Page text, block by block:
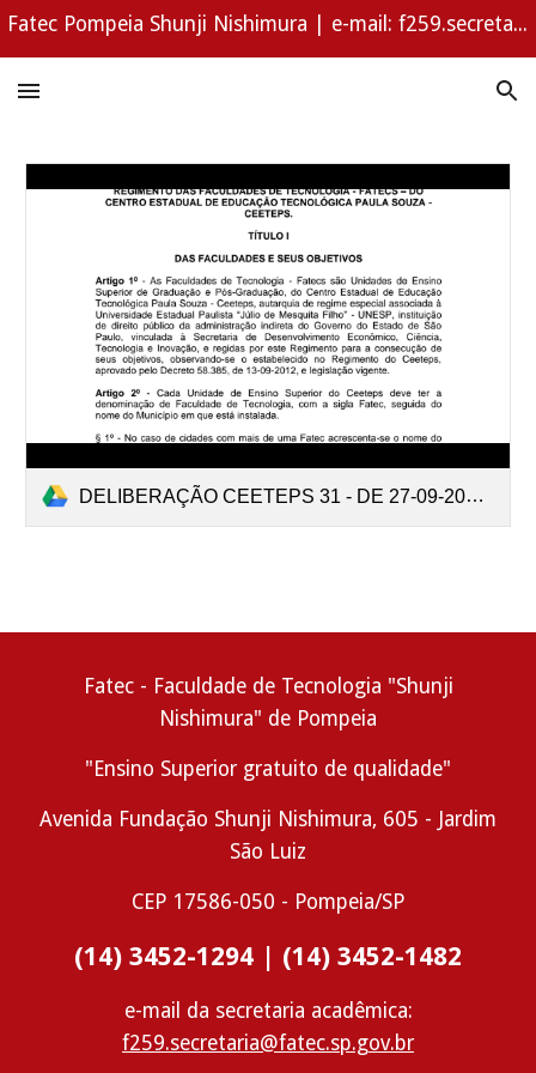
Fatec Pompeia Shunji Nishimura | e-mail: f259.secretaria@fatec.sp.gov.br | WhatsApp (14) 3452-1294
DELIBERAÇÃO CEETEPS 31 - DE 27-09-2016 (regimento das Fatecs).pdf
Fatec - Faculdade de Tecnologia "Shunji
Nishimura" de Pompeia
"Ensino Superior gratuito de qualidade"
Avenida Fundação Shunji Nishimura, 605 - Jardim
São Luiz
CEP 17586-050 - Pompeia/SP
(14) 3452-1294 | (14) 3452-1482
e-mail da secretaria acadêmica:
f259.secretaria@fatec.sp.gov.br